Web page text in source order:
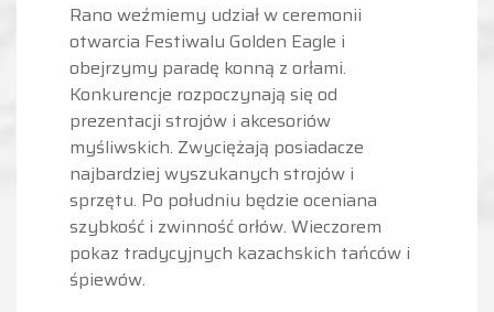
Rano weźmiemy udział w ceremonii
otwarcia Festiwalu Golden Eagle i
obejrzymy paradę konną z orłami.
Konkurencje rozpoczynają się od
prezentacji strojów i akcesoriów
myśliwskich. Zwyciężają posiadacze
najbardziej wyszukanych strojów i
sprzętu. Po południu będzie oceniana
szybkość i zwinność orłów. Wieczorem
pokaz tradycyjnych kazachskich tańców i
śpiewów.